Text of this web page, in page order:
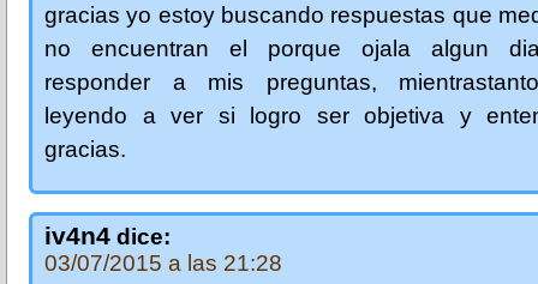
gracias yo estoy buscando respuestas que
no encuentran el porque ojala algun
responder a mis preguntas,
leyendo a ver si logro ser objetiva y
gracias.
iv4n4 dice:
03/07/2015 a las 21:28